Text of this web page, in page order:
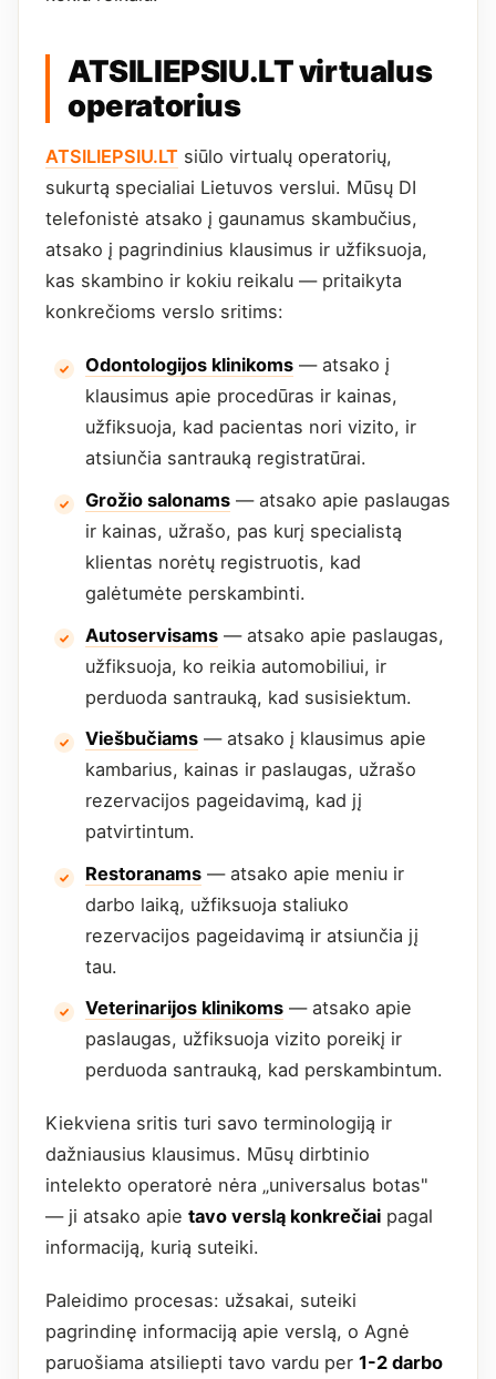
ATSILIEPSIU.LT virtualus
operatorius
ATSILIEPSIU.LT siūlo virtualų operatorių,
sukurtą specialiai Lietuvos verslui. Mūsų DI
telefonistė atsako į gaunamus skambučius,
atsako į pagrindinius klausimus ir užfiksuoja,
kas skambino ir kokiu reikalu — pritaikyta
konkrečioms verslo sritims:
Odontologijos klinikoms — atsako į
klausimus apie procedūras ir kainas,
užfiksuoja, kad pacientas nori vizito, ir
atsiunčia santrauką registratūrai.
Grožio salonams — atsako apie paslaugas
ir kainas, užrašo, pas kurį specialistą
klientas norėtų registruotis, kad
galėtumėte perskambinti.
Autoservisams — atsako apie paslaugas,
užfiksuoja, ko reikia automobiliui, ir
perduoda santrauką, kad susisiektum.
Viešbučiams — atsako į klausimus apie
kambarius, kainas ir paslaugas, užrašo
rezervacijos pageidavimą, kad jį
patvirtintum.
Restoranams — atsako apie meniu ir
darbo laiką, užfiksuoja staliuko
rezervacijos pageidavimą ir atsiunčia jį
tau.
Veterinarijos klinikoms — atsako apie
paslaugas, užfiksuoja vizito poreikį ir
perduoda santrauką, kad perskambintum.
Kiekviena sritis turi savo terminologiją ir
dažniausius klausimus. Mūsų dirbtinio
intelekto operatorė nėra „universalus botas"
— ji atsako apie tavo verslą konkrečiai pagal
informaciją, kurią suteiki.
Paleidimo procesas: užsakai, suteiki
pagrindinę informaciją apie verslą, o Agnė
paruošiama atsiliepti tavo vardu per 1-2 darbo